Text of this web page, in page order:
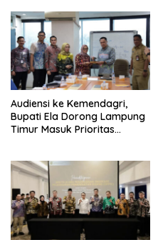
WTP Delapan Kali Berturut-
turut
Audiensi ke Kemendagri,
Bupati Ela Dorong Lampung
Timur Masuk Prioritas